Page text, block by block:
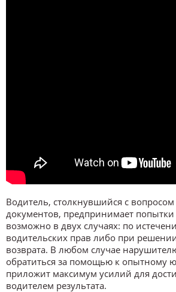
Водитель, столкнувшийся с
документов, предпринимает попытки
возможно в двух случаях: по
водительских прав либо при
возврата. В любом случае
обратиться за помощью к опытному
приложит максимум усилий для
водителем результата.